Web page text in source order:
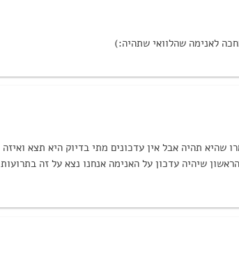
לאנימה שהלוואי שתהיה:)
שהיא תהיה אבל אין עדכונים מתי בדיוק היא תצא ואיזה
שיהיה עדכון על האנימה אנחנו נצא על זה בתרועות